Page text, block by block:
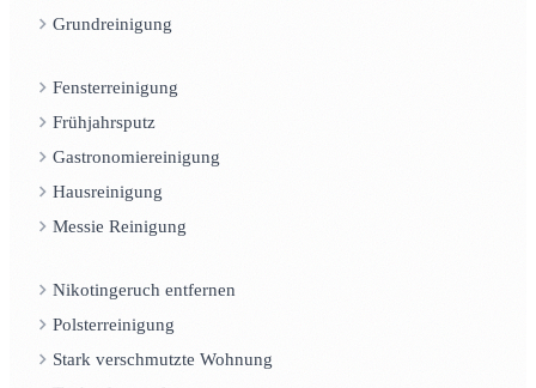
Grundreinigung
Fensterreinigung
Frühjahrsputz
Gastronomiereinigung
Hausreinigung
Messie Reinigung
Nikotingeruch entfernen
Polsterreinigung
Stark verschmutzte Wohnung